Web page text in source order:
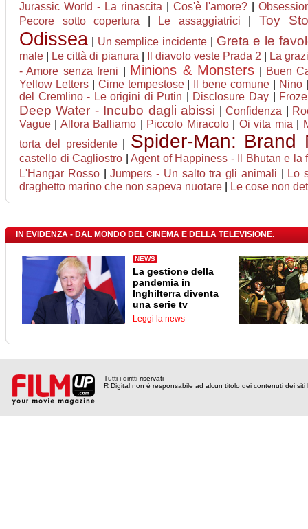
Jurassic World - La rinascita Cos'è l'amore?
Pecore sotto copertura
Le assaggiatrici Toy
Odissea Un semplice incidente Greta e le
male Le città di pianura Il diavolo veste Prada 2
La
- Amore senza freni
Minions & Monsters
Buen
Yellow Letters| Cime tempestose| Il bene comune Nino
del Cremlino - Le origini di Putin
Disclosure Day
Deep Water - Incubo dagli abissi |Confidenza
Vague
Allora Balliamo Piccolo Miracolo| Oi vita mia
torta del presidente| Spider-Man: Brand
castello di Cagliostro |Agent of Happiness - Il Bhutan e la
L'Hangar Rosso|Jumpers - Un salto tra gli animali
Lo
draghetto marino che non sapeva nuotare
Le cose non
IN EVIDENZA - DAL MONDO DEL CINEMA E DELLA TELEVISIONE.
NEWS
La gestione della
pandemia in
Inghilterra diventa
una serie tv
Leggi la news
Tutti i diritti riservati
R Digital non è responsabile ad alcun titolo dei contenuti dei siti